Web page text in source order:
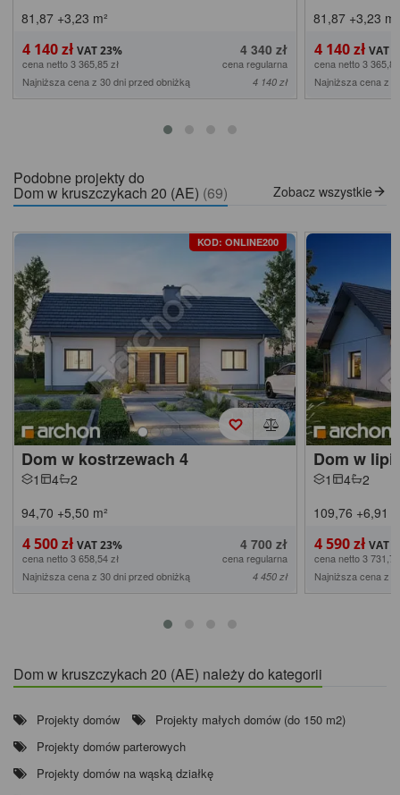
81,87 +3,23 m²
4 140 zł 4 340 zł
cena netto 3 365,85 zł
cena regularna
Najniższa cena z 30 dni przed obniżką
4 140 zł
81,87 +3,23 m²
4 140 zł
cena netto 3
Najniższa cena z
Podobne projekty do
Dom w kruszczykach 20 (AE) (69) Zobacz wszystkie
KOD: ONLINE200
Dom w kostrzewach 4
1 4
2
94,70 +5,50 m²
4 500 zł 4 700 zł
cena netto 3 658,54 zł
cena regularna
Najniższa cena z 30 dni przed obniżką
4 450 zł
Dom w
1 4
2
109,76 +6,91
4 590 zł
cena netto 3
Najniższa cena z
Dom w kruszczykach 20 (AE) należy do kategorii
Projekty domów
Projekty małych domów (do 150 m2)
Projekty domów parterowych
Projekty domów na wąską działkę